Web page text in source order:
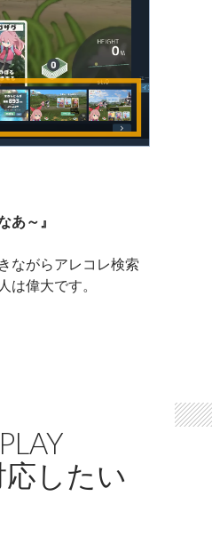
あ～』
ながらアレコレ検索
は偉大です。
たい【TestRunner/Anjin】
応したい